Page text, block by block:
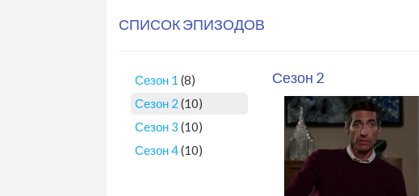
СПИСОК ЭПИЗОДОВ
Сезон 1 (8)
Сезон 2 (10)
Сезон 3 (10)
Сезон 4(10)
Сезон 2